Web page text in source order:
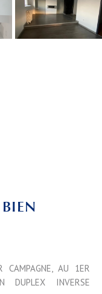
CAMPAGNE, AU 1ER
DUPLEX INVERSE